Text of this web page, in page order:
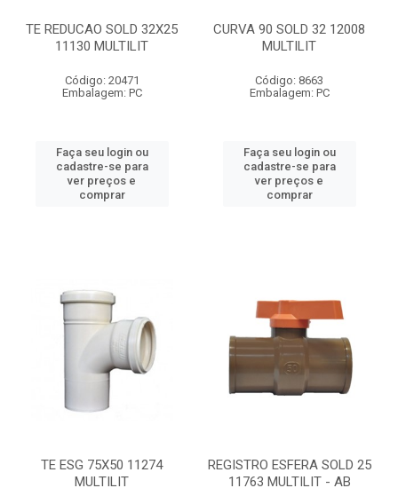
TE REDUCAO SOLD 32X25
11130 MULTILIT
Código: 20471
Embalagem: PC
Faça seu login ou
cadastre-se para
ver preços e
comprar
CURVA 90 SOLD 32 12008
MULTILIT
Código: 8663
Embalagem: PC
Faça seu login ou
cadastre-se para
ver preços e
comprar
TE ESG 75X50 11274
MULTILIT
REGISTRO ESFERA SOLD 25
11763 MULTILIT - AB